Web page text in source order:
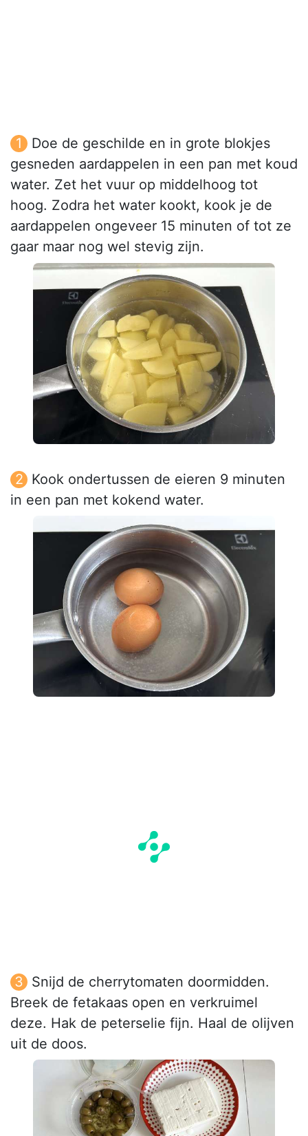
Doe de geschilde en in grote blokjes
gesneden aardappelen in een pan met koud
water. Zet het vuur op middelhoog tot
hoog. Zodra het water kookt, kook je de
aardappelen ongeveer 15 minuten of tot ze
gaar maar nog wel stevig zijn.
Kook ondertussen de eieren 9 minuten
in een pan met kokend water.
Snijd de cherrytomaten doormidden.
Breek de fetakaas open en verkruimel
deze. Hak de peterselie fijn. Haal de olijven
uit de doos.